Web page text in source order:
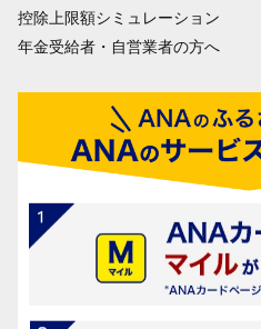
控除上限額シミュレーション
年金受給者・自営業者の方へ